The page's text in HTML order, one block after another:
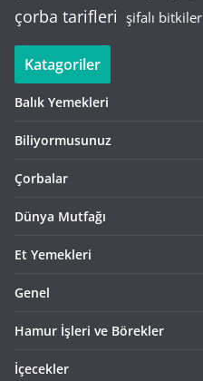
çorba tarifleri şifalı bitkiler
Katagoriler
Balık Yemekleri
Biliyormusunuz
Çorbalar
Dünya Mutfağı
Et Yemekleri
Genel
Hamur İşleri ve Börekler
İçecekler